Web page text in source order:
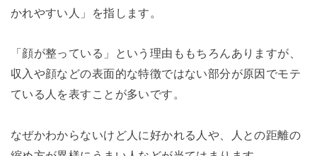
かれやすい人」を指します。
「顔が整っている」という理由ももちろんありますが、
収入や顔などの表面的な特徴ではない部分が原因でモテ
ている人を表すことが多いです。
なぜかわからないけど人に好かれる人や、人との距離の